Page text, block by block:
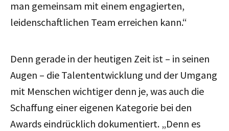
man gemeinsam mit einem engagierten,
leidenschaftlichen Team erreichen kann.“
Denn gerade in der heutigen Zeit ist – in seinen
Augen – die Talententwicklung und der Umgang
mit Menschen wichtiger denn je, was auch die
Schaffung einer eigenen Kategorie bei den
Awards eindrücklich dokumentiert. „Denn es